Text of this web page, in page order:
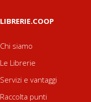
LIBRERIE.COOP
Chi siamo
Le Librerie
Servizi e vantaggi
Raccolta punti